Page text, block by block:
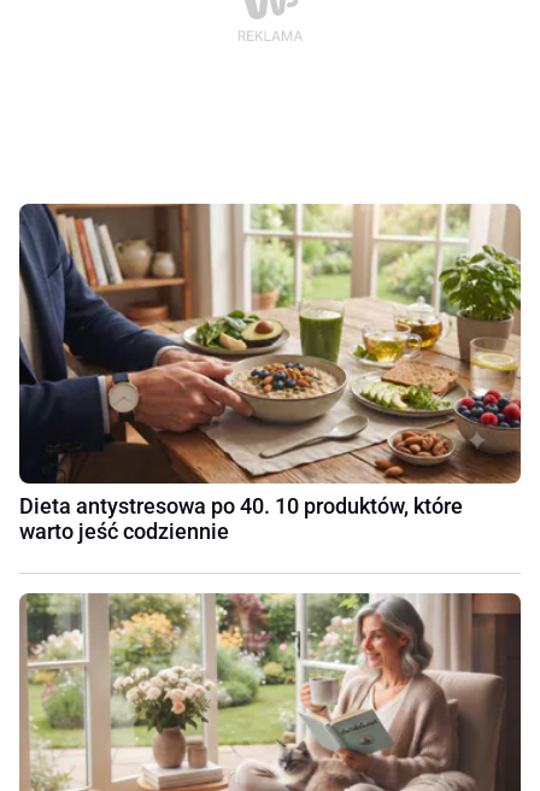
Dieta antystresowa po 40. 10 produktów, które
warto jeść codziennie